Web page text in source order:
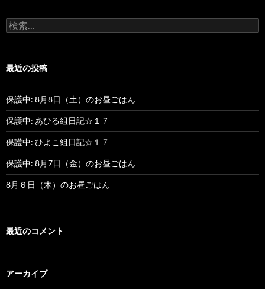
シ
ン
検
索
最近の投稿
保護中: 8月8日（土）のお昼ごはん
保護中: あひる組日記☆１７
保護中: ひよこ組日記☆１７
保護中: 8月7日（金）のお昼ごはん
8月６日（木）のお昼ごはん
最近のコメント
アーカイブ